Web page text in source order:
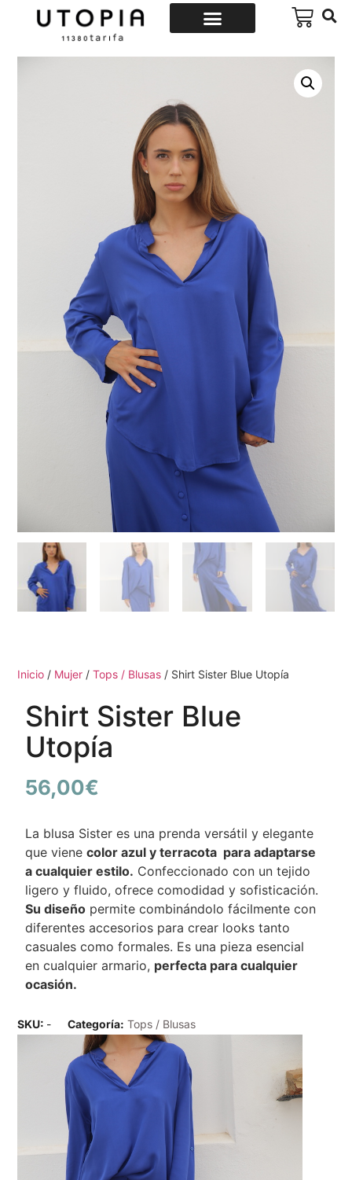
Inicio / Mujer /Tops / Blusas / Shirt Sister Blue Utopía
Shirt Sister Blue
Utopía
56,00€
La blusa Sister es una prenda versátil y elegante
que vienecolor azul y terracota para adaptarse
a cualquier estilo. Confeccionado con un tejido
ligero y fluido, ofrece comodidad y sofisticación.
Su diseño permite combinándolo fácilmente con
diferentes accesorios para crear looks tanto
casuales como formales. Es una pieza esencial
en cualquier armario, perfecta para cualquier
ocasión.
SKU: - Categoría: Tops / Blusas